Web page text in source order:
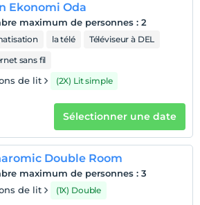
Ekonomi Oda
maximum de personnes : 2
la télé
Téléviseur à DEL
sans fil
de lit (2X) Lit simple
Sélectionner une date
Double Room
maximum de personnes : 3
de lit
(1X) Double